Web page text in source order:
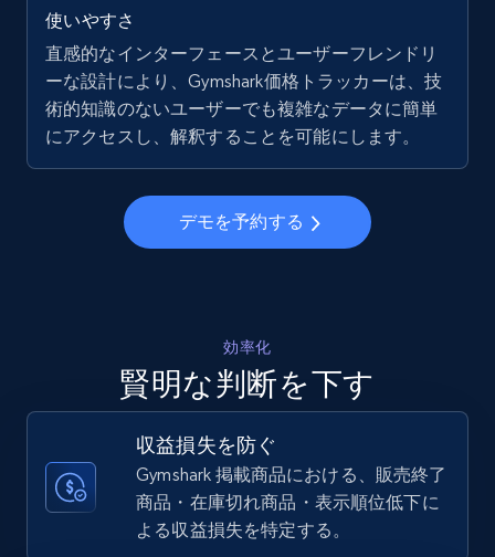
URL, Final price, Sku, Currency, Gtin,
Specifications, Image urls, Top reviews, and
more.
5.6K+ 877+ 今すぐ始める
Walmart - products - Collects products by
specific keywords
5.6K+ 877+ 今すぐ始める
Walmart - products - Discover products by
using sku numbers
使いやすさ
直感的なインターフェースとユーザーフレンドリ
ーな設計により、Gymshark価格トラッカーは、技
術的知識のないユーザーでも複雑なデータに簡単
にアクセスし、解釈することを可能にします。
デモを予約する
効率化
賢明な判断を下す
収益損失を防ぐ
Gymshark 掲載商品における、販売終了
商品・在庫切れ商品・表示順位低下に
よる収益損失を特定する。